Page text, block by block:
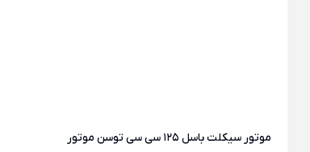
موتور سیکلت باسل 125 سی سی توسن موتور